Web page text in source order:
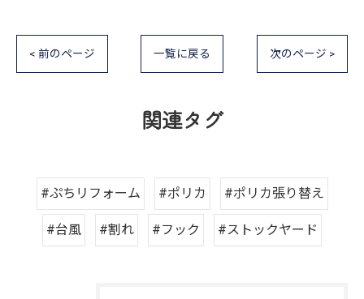
< 前のページ 一覧に戻る 次のページ >
関連タグ
#ぷちリフォーム #ポリカ #ポリカ張り替え
#台風 #割れ #フック #ストックヤード